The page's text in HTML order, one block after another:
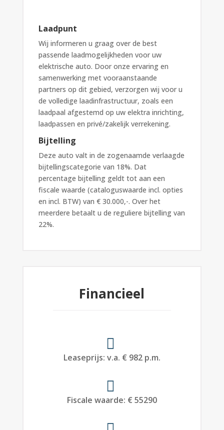
Laadpunt
Wij informeren u graag over de best
passende laadmogelijkheden voor uw
elektrische auto. Door onze ervaring en
samenwerking met vooraanstaande
partners op dit gebied, verzorgen wij voor u
de volledige laadinfrastructuur, zoals een
laadpaal afgestemd op uw elektra inrichting,
laadpassen en privé/zakelijk verrekening.
Bijtelling
Deze auto valt in de zogenaamde verlaagde
bijtellingscategorie van 18%. Dat
percentage bijtelling geldt tot aan een
fiscale waarde (cataloguswaarde incl. opties
en incl. BTW) van € 30.000,-. Over het
meerdere betaalt u de reguliere bijtelling van
22%.
Financieel
Leaseprijs: v.a. € 982 p.m.
Fiscale waarde: € 55290